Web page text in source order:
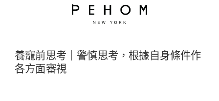
養寵前思考｜警慎思考，根據自身條件作
各方面審視